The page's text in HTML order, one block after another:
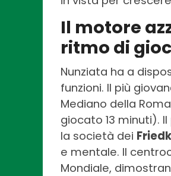
Il motore
ritmo di
Nunziata ha a
funzioni. Il più
Mediano della
giocato 13 minuti).
la società dei
e mentale. Il
Mondiale,